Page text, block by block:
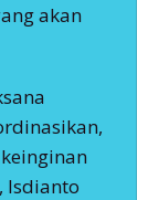
akan
Isdianto